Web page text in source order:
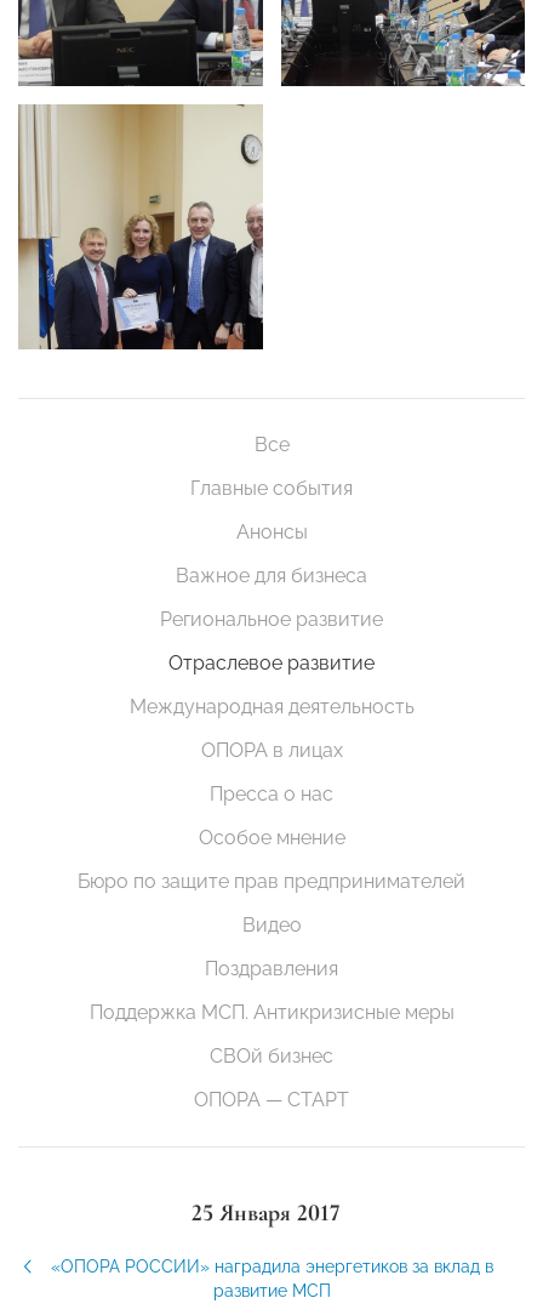
Все
Главные события
Анонсы
Важное для бизнеса
Региональное развитие
Отраслевое развитие
Международная деятельность
ОПОРА в лицах
Пресса о нас
Особое мнение
Бюро по защите прав предпринимателей
Видео
Поздравления
Поддержка МСП. Антикризисные меры
СВОй бизнес
ОПОРА — СТАРТ
25 Января 2017
«ОПОРА РОССИИ» наградила энергетиков за вклад в
развитие МСП